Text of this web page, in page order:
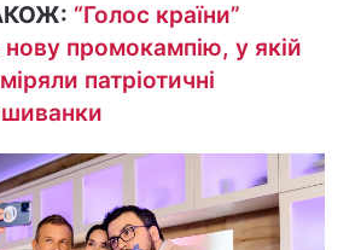
“Голос країни”
нову промокампію, у якій
патріотичні